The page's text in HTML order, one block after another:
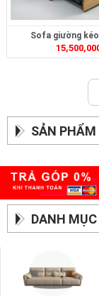
Sofa giường
SẢN
DANH